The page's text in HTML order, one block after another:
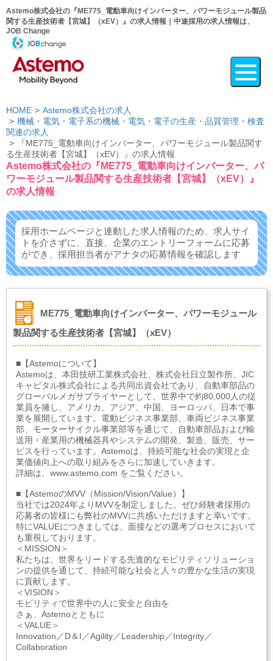
Astemo株式会社の『ME775_電動車向けインバーター、パワーモジュール製品
関する生産技術者【宮城】（xEV）』の求人情報｜中途採用の求人情報は、
JOB Change
HOME
Astemo株式会社の求人
機械・電気・電子系の機械・電気・電子の生産・品質管理・検査
関連の求人
『ME775_電動車向けインバーター、パワーモジュール製品関す
る生産技術者【宮城】（xEV）』の求人情報
Astemo株式会社の『ME775_電動車向けインバーター、パ
ワーモジュール製品関する生産技術者【宮城】（xEV）』
の求人情報
採用ホームページと連動した求人情報のため、求人サイ
トを介さずに、 直接、企業のエントリーフォームに応募
ができ、 採用担当者がアナタの応募情報を確認します
ME775_電動車向けインバーター、パワーモジュール
製品関する生産技術者【宮城】（xEV）
■【Astemoについて】
Astemoは、本田技研工業株式会社、株式会社日立製作所、JIC
キャピタル株式会社による共同出資会社であり、自動車部品の
グローバルメガサプライヤーとして、世界中で約80,000人の従
業員を擁し、アメリカ、アジア、中国、ヨーロッパ、日本で事
業を展開しています。電動ビジネス事業部、車両ビジネス事業
部、モーターサイクル事業部等を通じて、自動車部品および輸
送用・産業用の機械器具やシステムの開発、製造、販売、サー
ビスを行っています。Astemoは、持続可能な社会の実現と企
業価値向上への取り組みをさらに加速していきます。
詳細は、www.astemo.com をご覧ください。
■【AstemoのMVV（Mission/Vision/Value）】
当社では2024年よりMVVを制定しました。ぜひ経験者採用の
応募者の皆様にも弊社のMVVに共感いただけますと幸いです。
特にVALUEにつきましては、面接などの選考プロセスにおいて
も重視しております。
＜MISSION＞
私たちは、世界をリードする先進的なモビリティソリューショ
ンの提供を通じて、持続可能な社会と人々の豊かな生活の実現
に貢献します。
＜VISION＞
モビリティで世界中の人に安全と自由を
さぁ、Astemoとともに
＜VALUE＞
Innovation／D＆I／Agility／Leadership／Integrity／
Collaboration